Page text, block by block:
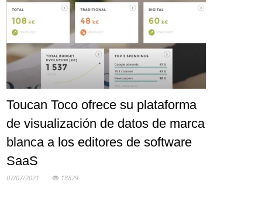
Toucan Toco ofrece su plataforma
de visualización de datos de marca
blanca a los editores de software
SaaS
07/07/2021 18829